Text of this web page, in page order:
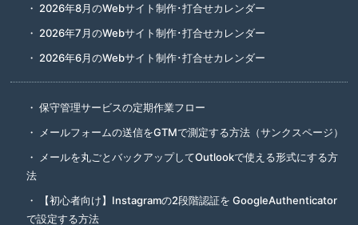
2026年8月のWebサイト制作･打合せカレンダー
2026年7月のWebサイト制作･打合せカレンダー
2026年6月のWebサイト制作･打合せカレンダー
保守管理サービスの定期作業フロー
メールフォームの送信をGTMで測定する方法（サンクスページ）
メールを丸ごとバックアップしてOutlookで使える形式にする方
法
【初心者向け】Instagramの2段階認証を GoogleAuthenticator
で設定する方法